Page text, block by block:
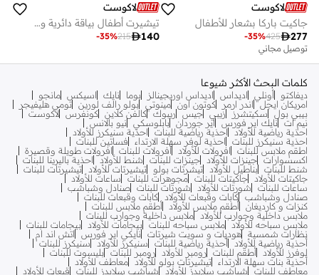
لاكوست
جاكيت باركا بشعار للأطفال
277
425
-35%
توصيل مجاني
لاكوست
تيشيرت أطفال بياقة دائرية وشعار
140
215
-35%
كلمات البحث الأكثر شيوعا
ديفاكتو أونلي اديداس اديداس اوريجينالز بوما نايك اسيكس مانجو
امريكان ايجل
اندر ارمر كوتون اون مينوتي بولو رالف لورين تومي هليفيجر
بيبي بول
سكيتشرز زيبي جيس ريبوك كالفن كلاين كونفرس لاكوست
نيم ات نايك اير فورس اير جوردان بابلوسكي نيو بالانس
احذية رياضية للأولاد
احذية رياضية للبنات
احذية سنيكرز للأولاد
احذية سنيكرز للبنات
احذية لوفر سهلة الارتداء
فساتين للبنات
اطقم ملابس للبنات
افرولات للأولاد افرولات للبنات
افرولات طويلة وقصيرة
اكسسوارات جينزات للأولاد جينزات للبنات شنط للأولاد
احذية باليرينا للبنات
شنط للبنات بناطيل للأولاد تيشرتات بولو تيشيرتات للأولاد
تيشيرتات للبنات
جاكيتات للأولاد
جاكيتات للبنات مجوهرات للبنات
ساعات للأولاد
ساعات للبنات
شورتات للأولاد شورتات للبنات صنادل وشباشب
صنادل وشباشب كابات وقبعات للأولاد
كابات وقبعات للبنات
كنزات و كارديغان أطقم ملابس للأولاد
أطقم ملابس للبنات
ملابس داخلية وجوارب للأولاد
ملابس داخلية وجوارب للبنات
ملابس سباحه للأولاد ملابس سباحه للبنات بيجامات للأولاد
بيجامات للبنات
نظارات شمسية هوديات و سويت شيرتات نايكي اير فورس
اتش اند ام
أحذية رياضية للأولاد أحذية رياضية للبنات سنيكرز للأولاد
سنيكرز للبنات
لوفرز للأولاد
أطقم للبنات رومبر للأولاد رومبر للبنات بليسوت للبنات
أحذية بنات سهلة الارتداء
تيشيرتات بولو للأولاد معاطف للأولاد
معاطف للبنات
شباشب سلايدز للأولاد شباشب سلايدز للبنات
قبعات للأولاد